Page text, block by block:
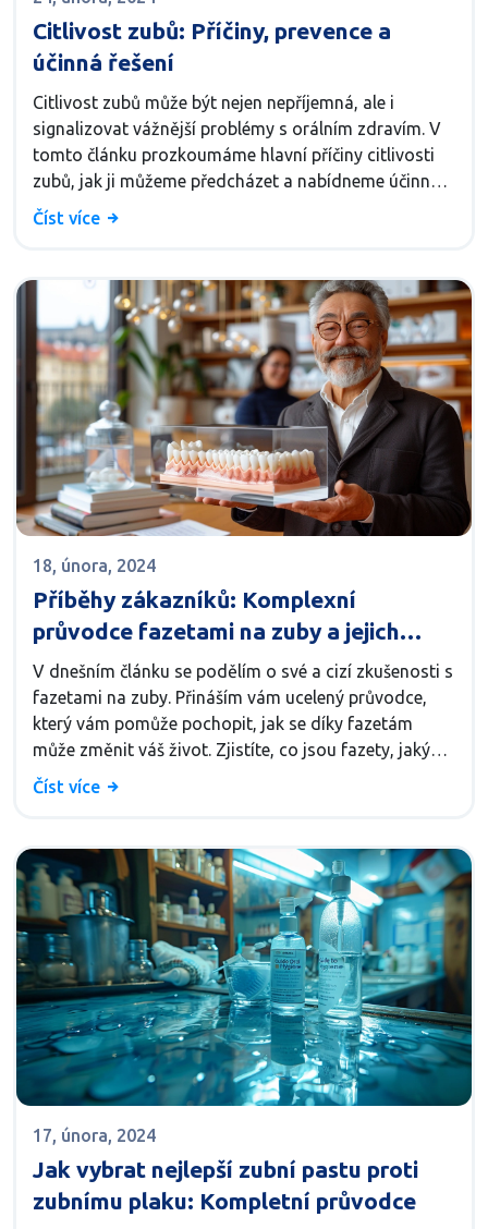
Citlivost zubů: Příčiny, prevence a
účinná řešení
Citlivost zubů může být nejen nepříjemná, ale i
signalizovat vážnější problémy s orálním zdravím. V
tomto článku prozkoumáme hlavní příčiny citlivosti
zubů, jak ji můžeme předcházet a nabídneme účinná
řešení pro zmírnění tohoto stavu. Od domácích
bolesti.
Číst více
18, února, 2024
Příběhy zákazníků: Komplexní
průvodce fazetami na zuby a jejich
benefity
V dnešním článku se podělím o své a cizí zkušenosti s
fazetami na zuby. Přináším vám ucelený průvodce,
který vám pomůže pochopit, jak se díky fazetám
může změnit váš život. Zjistíte, co jsou fazety, jaký
mají vliv na vzhled zubů a jaký je proces jejich
ně správně starat. Tento článek je doslova nabité
užitečnými informacemi, takže pokud uvažujete o
fazetách nebo jen chcete vědět víc, jste na správném
místě.
Číst více
17, února, 2024
Jak vybrat nejlepší zubní pastu proti
zubnímu plaku: Kompletní průvodce